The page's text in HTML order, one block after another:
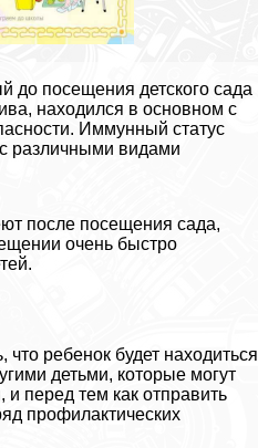
до посещения детского сада
находился в основном с
Иммунный статус
с различными видами
после посещения сада,
очень быстро
ребенок будет находиться
детьми, которые могут
перед тем как отправить
профилактических